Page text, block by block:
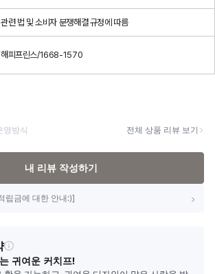
관련 법 및 소비자 분쟁해결 규정에 따름
해피프린스/1668-1570